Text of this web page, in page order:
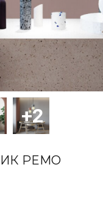
РEMO